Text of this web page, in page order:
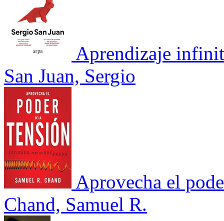
Aprendizaje
San Juan, Sergio
Aprovecha el
Chand, Samuel R.